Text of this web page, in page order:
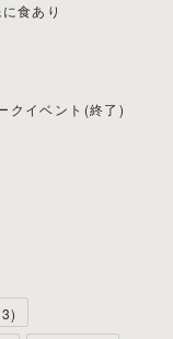
食あり
クイベント(終了)
)